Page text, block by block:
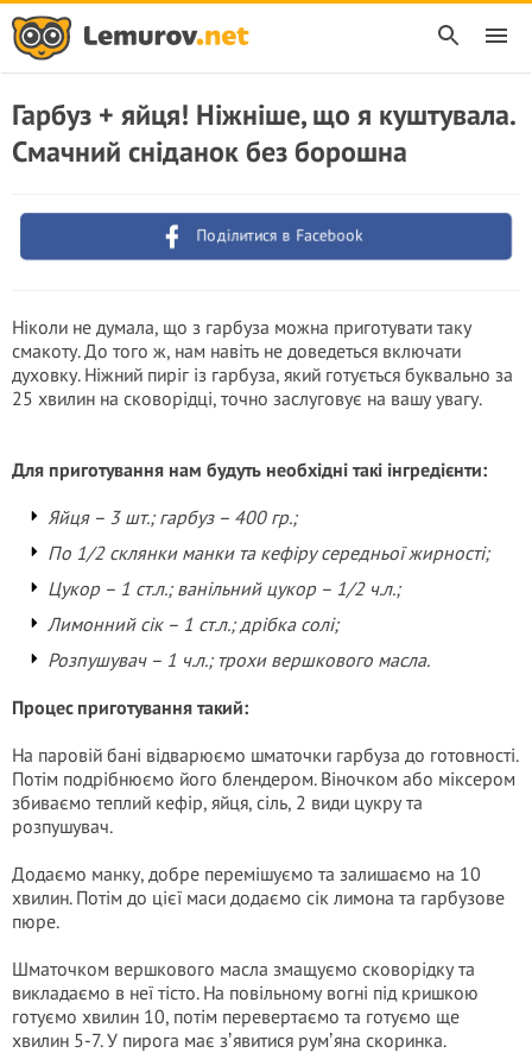
Гарбуз + яйця! Ніжніше, що я куштувала.
Смачний сніданок без борошна
Поділитися в Facebook
Ніколи не думала, що з гарбуза можна приготувати таку
смакоту. До того ж, нам навіть не доведеться включати
духовку. Ніжний пиріг із гарбуза, який готується буквально за
25 хвилин на сковорідці, точно заслуговує на вашу увагу.
Для приготування нам будуть необхідні такі інгредієнти:
Яйця – 3 шт.; гарбуз – 400 гр.;
По 1/2 склянки манки та кефіру середньої жирності;
Цукор – 1 ст.л.; ванільний цукор – 1/2 ч.л.;
Лимонний сік – 1 ст.л.; дрібка солі;
Розпушувач – 1 ч.л.; трохи вершкового масла.
Процес приготування такий:
На паровій бані відварюємо шматочки гарбуза до готовності.
Потім подрібнюємо його блендером. Віночком або міксером
збиваємо теплий кефір, яйця, сіль, 2 види цукру та
розпушувач.
Додаємо манку, добре перемішуємо та залишаємо на 10
хвилин. Потім до цієї маси додаємо сік лимона та гарбузове
пюре.
Шматочком вершкового масла змащуємо сковорідку та
викладаємо в неї тісто. На повільному вогні під кришкою
готуємо хвилин 10, потім перевертаємо та готуємо ще
хвилин 5-7. У пирога має зʼявитися румʼяна скоринка.